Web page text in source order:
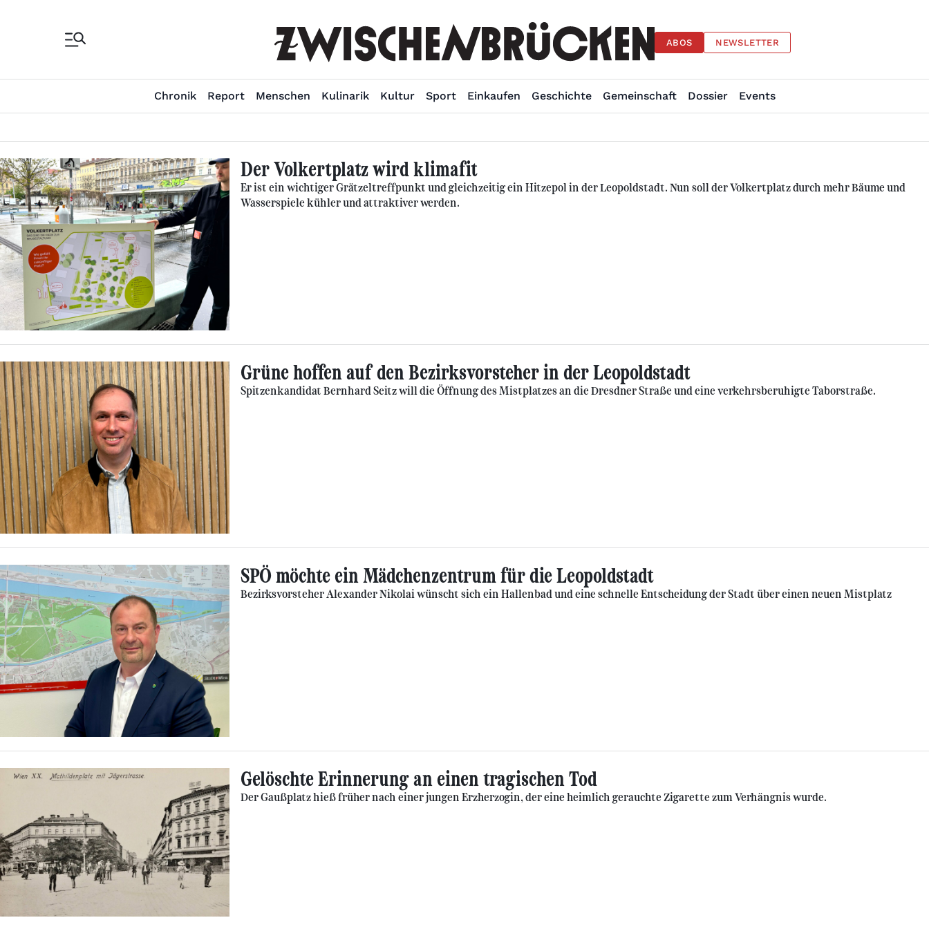
ABOS NEWSLETTER
Chronik Report Menschen Kulinarik Kultur Sport Einkaufen Geschichte Gemeinschaft Dossier Events
Der Volkertplatz wird klimafit
Er ist ein wichtiger Grätzeltreffpunkt und gleichzeitig ein Hitzepol in der Leopoldstadt. Nun soll der Volkertplatz durch mehr Bäume und
Wasserspiele kühler und attraktiver werden.
Grüne hoffen auf den Bezirksvorsteher in der Leopoldstadt
Spitzenkandidat Bernhard Seitz will die Öffnung des Mistplatzes an die Dresdner Straße und eine verkehrsberuhigte Taborstraße.
SPÖ möchte ein Mädchenzentrum für die Leopoldstadt
Bezirksvorsteher Alexander Nikolai wünscht sich ein Hallenbad und eine schnelle Entscheidung der Stadt über einen neuen Mistplatz
Gelöschte Erinnerung an einen tragischen Tod
Der Gaußplatz hieß früher nach einer jungen Erzherzogin, der eine heimlich gerauchte Zigarette zum Verhängnis wurde.